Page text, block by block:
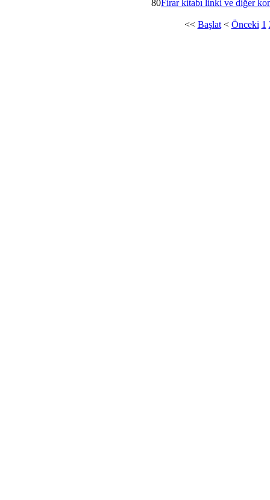
80Firar kitabı linki ve diğer
<< Başlat< Önceki 1